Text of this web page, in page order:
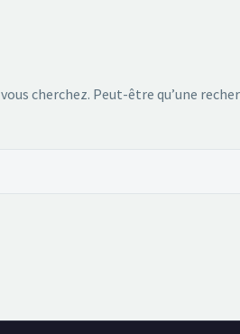
cherchez. Peut-être qu’une